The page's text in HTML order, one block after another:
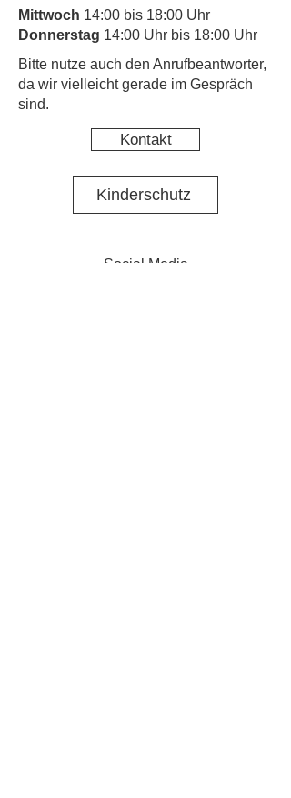
Mittwoch 14:00 bis 18:00 Uhr
Donnerstag 14:00 Uhr bis 18:00 Uhr
​Bitte nutze auch den Anrufbeantworter,
da wir vielleicht gerade im Gespräch
sind.
Kontakt
Kinderschutz
Social Media